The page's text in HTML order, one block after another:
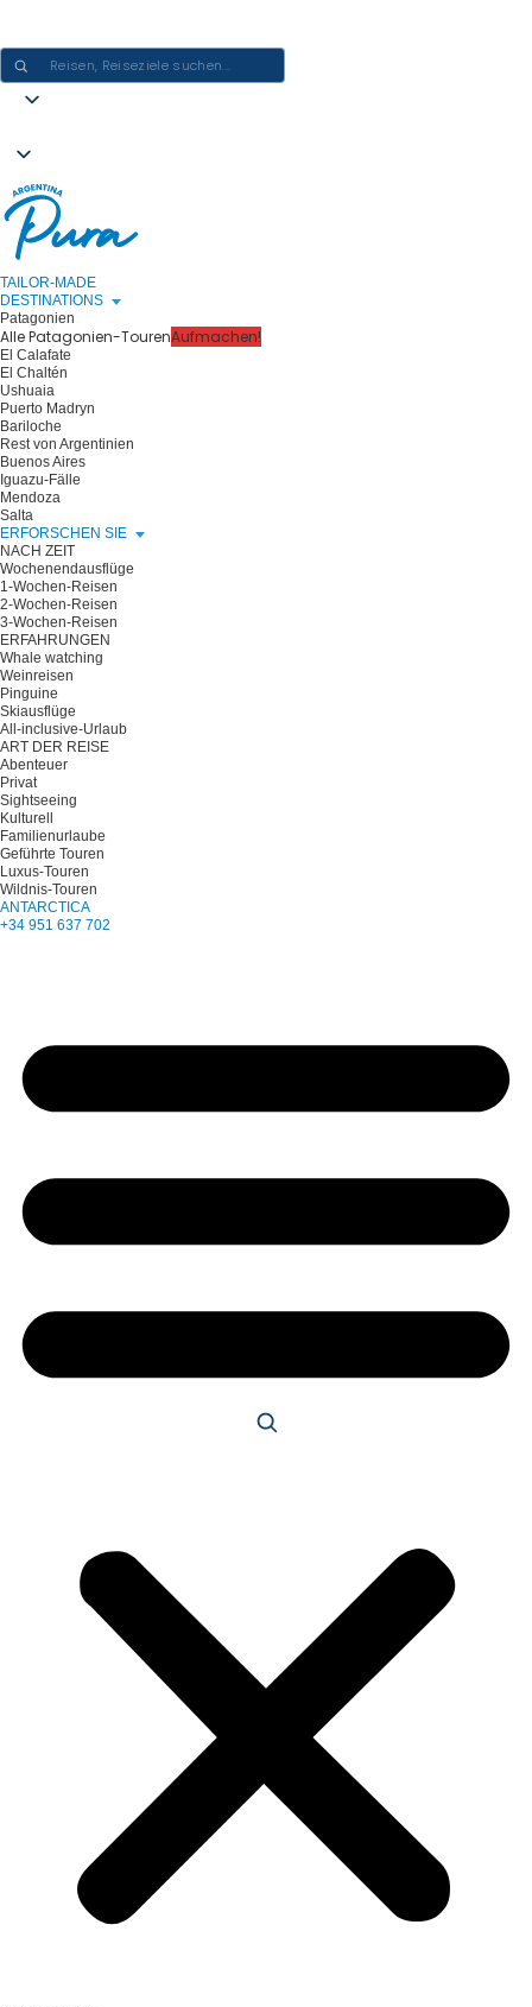
TAILOR-MADE
DESTINATIONS
Patagonien
Alle Patagonien-TourenAufmachen!
El Calafate
El Chaltén
Ushuaia
Puerto Madryn
Bariloche
Rest von Argentinien
Buenos Aires
Iguazu-Fälle
Mendoza
Salta
ERFORSCHEN SIE
NACH ZEIT
Wochenendausflüge
1-Wochen-Reisen
2-Wochen-Reisen
3-Wochen-Reisen
ERFAHRUNGEN
Whale watching
Weinreisen
Pinguine
Skiausflüge
All-inclusive-Urlaub
ART DER REISE
Abenteuer
Privat
Sightseeing
Kulturell
Familienurlaube
Geführte Touren
Luxus-Touren
Wildnis-Touren
ANTARCTICA
+34 951 637 702